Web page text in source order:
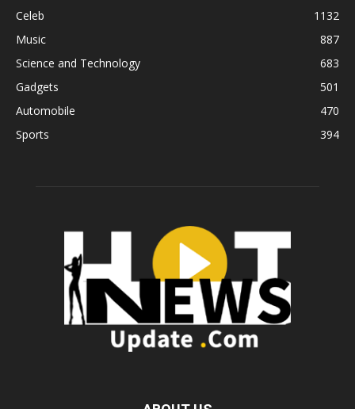
Celeb
1132
Music
887
Science and Technology
683
Gadgets
501
Automobile
470
Sports
394